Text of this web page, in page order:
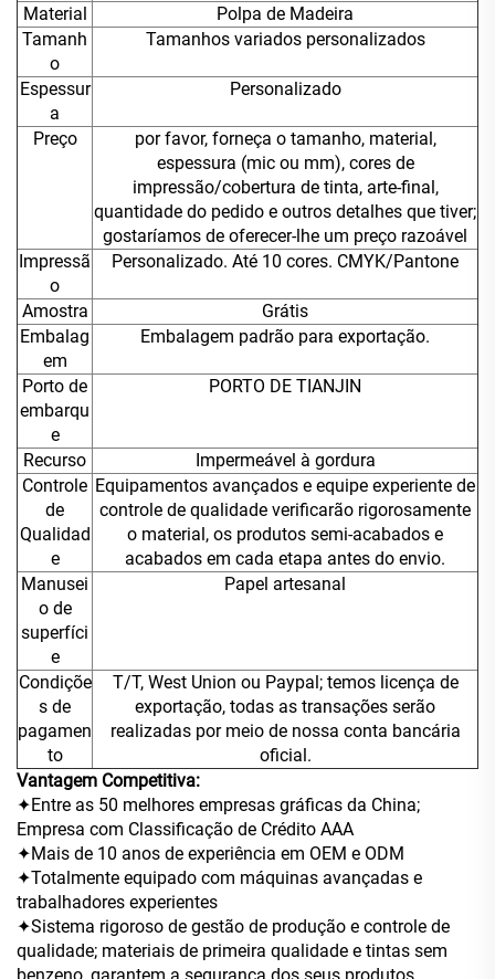
Material
Polpa de Madeira
Tamanh
o
Tamanhos variados personalizados
Espessur
a
Personalizado
Preço
por favor, forneça o tamanho, material,
espessura (mic ou mm), cores de
impressão/cobertura de tinta, arte-final,
quantidade do pedido e outros detalhes que tiver;
gostaríamos de oferecer-lhe um preço razoável
Impressã
o
Personalizado. Até 10 cores. CMYK/Pantone
Amostra
Grátis
Embalag
em
Embalagem padrão para exportação.
Porto de
embarqu
e
PORTO DE TIANJIN
Recurso
Impermeável à gordura
Controle
de
Qualidad
e
Equipamentos avançados e equipe experiente de
controle de qualidade verificarão rigorosamente
o material, os produtos semi-acabados e
acabados em cada etapa antes do envio.
Manusei
o de
superfíci
e
Papel artesanal
Condiçõe
s de
pagamen
to
T/T, West Union ou Paypal; temos licença de
exportação, todas as transações serão
realizadas por meio de nossa conta bancária
oficial.
Vantagem Competitiva:
✦Entre as 50 melhores empresas gráficas da China;
Empresa com Classificação de Crédito AAA
✦Mais de 10 anos de experiência em OEM e ODM
✦Totalmente equipado com máquinas avançadas e
trabalhadores experientes
✦Sistema rigoroso de gestão de produção e controle de
qualidade; materiais de primeira qualidade e tintas sem